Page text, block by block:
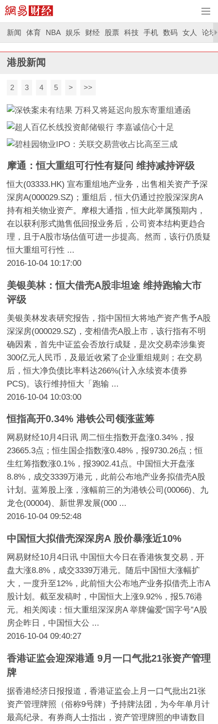
新闻 体育 NBA 娱乐 财经 股票 科技 手机 数码 女人 论坛
港股新闻
2 3 4 5 > >>
摩通：恒大重组可行性有疑问 维持减持评级
恒大(03333.HK) 宣布重组地产业务，出售相关资产予深
深房A(000029.SZ)；重组后，恒大仍通过控股深深房A
持有相关物业资产。摩根大通指，恒大此举属预期内，
在以获利形式抛售低回报业务后，公司资本结构更趋合
理，且于A股市场估值可进一步提高。然而，该行仍质疑
恒大重组可行性 ...
2016-10-04 10:17:00
美银美林：恒大借壳A股非坦途 维持跑输大市
评级
美银美林发表研究报告，指中国恒大将地产资产售予A股
深深房(000029.SZ)，变相借壳A股上市，该行指有不明
确因素，首先中证监会否放行成疑，是次交易牵涉集资
300亿元人民币，及最近收紧了企业重组规则；在交易
后，恒大净负债比率料达266%(计入永续资本债券
PCS)。该行维持恒大「跑输 ...
2016-10-04 10:03:00
恒指高开0.34% 港铁公司领涨蓝筹
网易财经10月4日讯 周二恒生指数开盘涨0.34%，报
23665.3点；恒生国企指数涨0.48%，报9730.26点；恒
生红筹指数涨0.1%，报3902.41点。中国恒大开盘涨
8.8%，成交3339万港元，此前公布地产业务拟借壳A股
计划。蓝筹股上涨，涨幅前三的为港铁公司(00066)、九
龙仓(00004)、新世界发展(000 ...
2016-10-04 09:52:48
中国恒大拟借壳深深房A 股价暴涨近10%
网易财经10月4日讯 中国恒大今日在香港恢复交易，开
盘大涨8.8%，成交3339万港元。随后中国恒大涨幅扩
大，一度升至12%，此前恒大公布地产业务拟借壳上市A
股计划。截至发稿时，中国恒大上涨9.92%，报5.76港
元。相关阅读：恒大重组深深房A 举牌偏爱“国字号”A股
房企昨日，中国恒大公 ...
2016-10-04 09:40:27
香港证监会迎深港通 9月一口气批21张资产管理
牌
据香港经济日报报道，香港证监会上月一口气批出21张
资产管理牌照（俗称9号牌）予持牌法团，为今年单月计
最高纪录。有券商人士指出，资产管理牌照的申请数目